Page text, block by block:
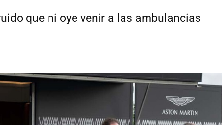
que ni oye venir a las ambulancias